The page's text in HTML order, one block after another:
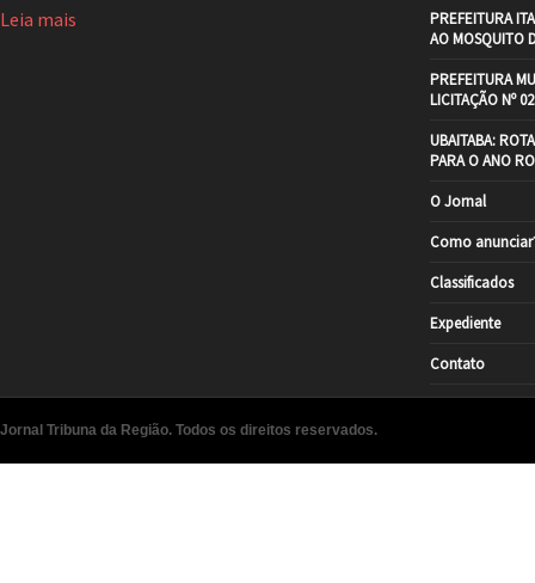
Leia mais
PREFEITURA
AO MOSQUITO
PREFEITURA
LICITAÇÃO Nº
UBAITABA:
PARA O ANO
O Jornal
Como
Classificados
Expediente
Contato
Jornal Tribuna da Região. Todos os direitos reservados.